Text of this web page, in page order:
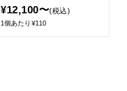
¥12,100〜(税込)
1個あたり¥110